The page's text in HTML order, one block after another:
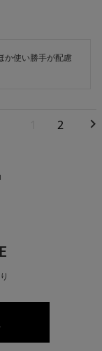
か使い勝手が配慮
2